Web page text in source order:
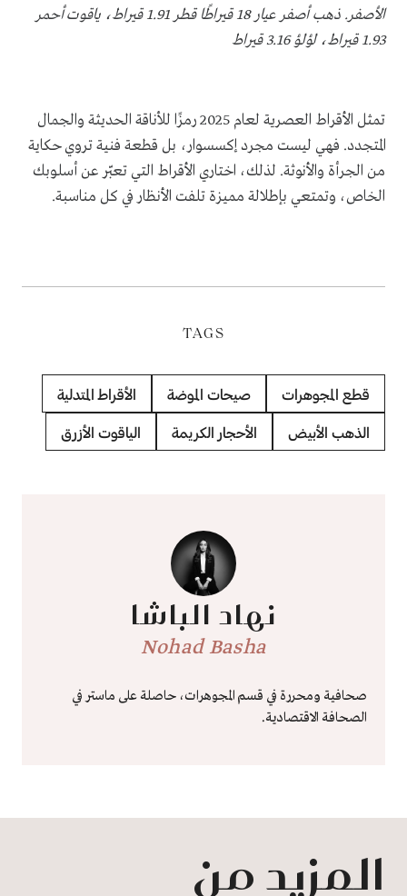
الأصفر. ذهب أصفر عيار 18 قيراطًا قطر 1.91 قيراط، ياقوت أحمر
1.93 قيراط، لؤلؤ 3.16 قيراط
تمثل الأقراط العصرية لعام 2025 رمزًا للأناقة الحديثة والجمال
المتجدد. فهي ليست مجرد إكسسوار، بل قطعة فنية تروي حكاية
من الجرأة والأنوثة. لذلك، اختاري الأقراط التي تعبّر عن أسلوبك
الخاص، وتمتعي بإطلالة مميزة تلفت الأنظار في كل مناسبة.
TAGS
قطع المجوهرات صيحات الموضة الأقراط المتدلية
الذهب الأبيض الأحجار الكريمة الياقوت الأزرق
نهاد الباشا
Nohad Basha
صحافية ومحررة في قسم المجوهرات، حاصلة على ماستر في
الصحافة الاقتصادية.
المزيد من